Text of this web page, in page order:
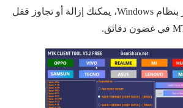
على أجهزة الكمبيوتر بنظام Windows، يمكنك إزالة أو تجاوز قفل